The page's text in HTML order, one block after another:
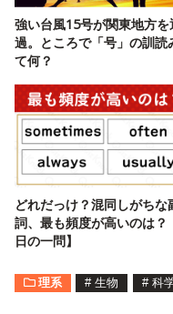
強い台風15号が関東地方を
過。ところで「号」の訓読
て何？
どれだっけ？混同しがちな
詞、最も頻度が高いのは？
日の一問】
理系 # 生物 # 科